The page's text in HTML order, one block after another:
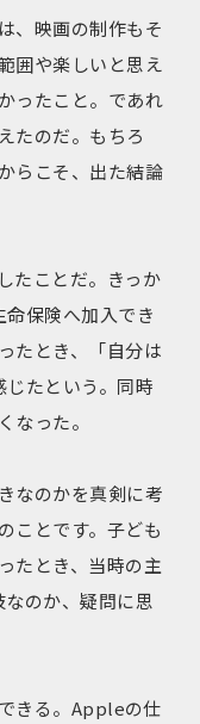
、映画の制作もそ
囲や楽しいと思え
ったこと。であれ
たのだ。もちろ
らこそ、出た結論
たことだ。きっか
保険へ加入でき
たとき、「自分は
たという。同時
なった。
なのかを真剣に考
ことです。子ども
たとき、当時の主
のか、疑問に思
きる。Appleの仕